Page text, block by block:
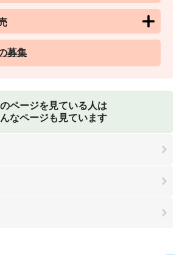
募集
ページを見ている人は
なページも見ています